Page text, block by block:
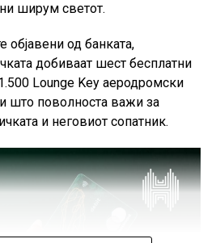
ширум светот.
од банката,
добиваат шест бесплатни
Lounge Key аеродромски
што поволноста важи за
и неговиот сопатник.